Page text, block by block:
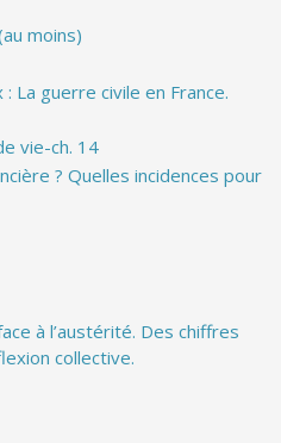
moins)
La guerre civile en France.
vie-ch. 14
? Quelles incidences pour
à l’austérité. Des chiffres
collective.